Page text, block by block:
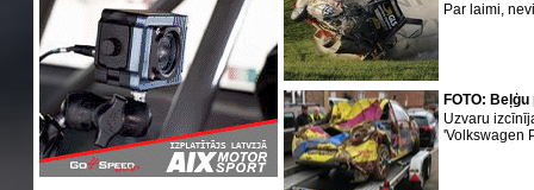
Par laimi,
FOTO:
Uzvaru
'Volkswagen